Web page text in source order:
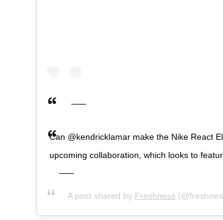
Can @kendricklamar make the Nike React
upcoming collaboration, which looks to
A post shared by Freshness